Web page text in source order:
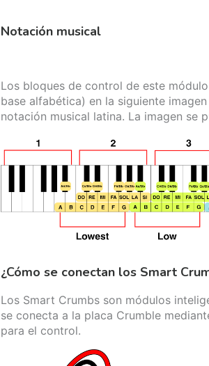
Notación musical
Los bloques de control de este
base alfabética) en la siguiente
notación musical latina. La imagen se
¿Cómo se conectan los Smart
Los Smart Crumbs son módulos
se conecta a la placa Crumble
para el control.